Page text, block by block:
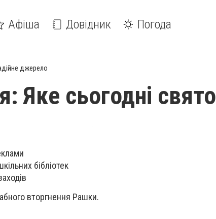
Афіша Довідник Погода
джерело
Яке сьогодні свято
бібліотек
вторгнення Рашки.